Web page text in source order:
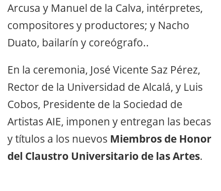
Arcusa y Manuel de la Calva, intérpretes,
compositores y productores; y Nacho
Duato, bailarín y coreógrafo..
En la ceremonia, José Vicente Saz Pérez,
Rector de la Universidad de Alcalá, y Luis
Cobos, Presidente de la Sociedad de
Artistas AIE, imponen y entregan las becas
y títulos a los nuevos Miembros de Honor
del Claustro Universitario de las Artes.